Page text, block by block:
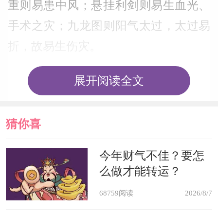
重则易患中风；悬挂利剑则易生血光、
手术之灾；九龙图则阳气太过，太过易
二、办公桌的位置风水：办公
桌的位置一般摆放在办公室贴近财位处
的地方，办公桌在办公室中的布局一般
武的原则，即前面宽敞、后面坚实、左
边高大、右边通畅。办公桌失位，主要
影响宅主的心脏功能和大脑功能。
展开阅读全文
猜你喜
今年财气不佳？要怎
么做才能转运？
68759阅读 2026/8/7